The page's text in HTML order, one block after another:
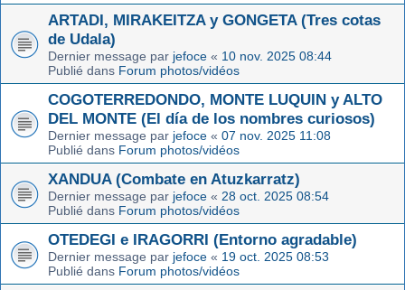
ARTADI, MIRAKEITZA y GONGETA (Tres cotas
de Udala)
Dernier message par jefoce « 10 nov. 2025 08:44
Publié dans Forum photos/vidéos
COGOTERREDONDO, MONTE LUQUIN y ALTO
DEL MONTE (El día de los nombres curiosos)
Dernier message par jefoce « 07 nov. 2025 11:08
Publié dans Forum photos/vidéos
XANDUA (Combate en Atuzkarratz)
Dernier message par jefoce « 28 oct. 2025 08:54
Publié dans Forum photos/vidéos
OTEDEGI e IRAGORRI (Entorno agradable)
Dernier message par jefoce « 19 oct. 2025 08:53
Publié dans Forum photos/vidéos